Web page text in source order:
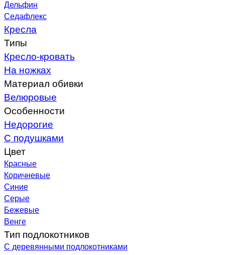
Дельфин
Седафлекс
Кресла
Типы
Кресло-кровать
На ножках
Материал обивки
Велюровые
Особенности
Недорогие
С подушками
Цвет
Красные
Коричневые
Синие
Серые
Бежевые
Венге
Тип подлокотников
С деревянными подлокотниками